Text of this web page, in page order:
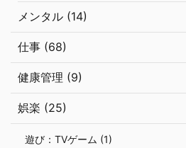
メンタル (14)
仕事 (68)
健康管理 (9)
娯楽 (25)
遊び：TVゲーム (1)